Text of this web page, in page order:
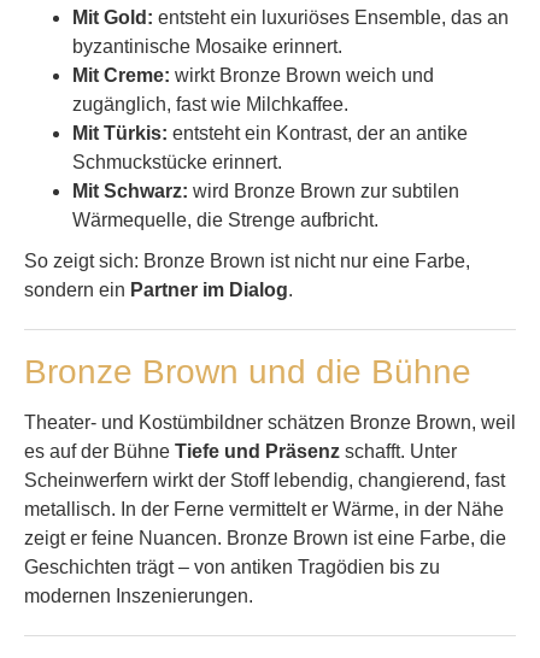
Mit Gold: entsteht ein luxuriöses Ensemble, das an
byzantinische Mosaike erinnert.
Mit Creme: wirkt Bronze Brown weich und
zugänglich, fast wie Milchkaffee.
Mit Türkis: entsteht ein Kontrast, der an antike
Schmuckstücke erinnert.
Mit Schwarz: wird Bronze Brown zur subtilen
Wärmequelle, die Strenge aufbricht.
So zeigt sich: Bronze Brown ist nicht nur eine Farbe,
sondern ein Partner im Dialog.
Bronze Brown und die Bühne
Theater- und Kostümbildner schätzen Bronze Brown, weil
es auf der Bühne Tiefe und Präsenz schafft. Unter
Scheinwerfern wirkt der Stoff lebendig, changierend, fast
metallisch. In der Ferne vermittelt er Wärme, in der Nähe
zeigt er feine Nuancen. Bronze Brown ist eine Farbe, die
Geschichten trägt – von antiken Tragödien bis zu
modernen Inszenierungen.